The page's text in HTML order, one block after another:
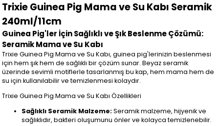
Trixie Guinea Pig Mama ve Su Kabı Seramik
240ml/11cm
Guinea Pig'ler İçin Sağlıklı ve Şık Beslenme Çözümü:
Seramik Mama ve Su Kabı
Trixie Guinea Pig Mama ve Su Kabı, guinea pig'lerinizin beslenmesi
için hem şık hem de sağlıklı bir çözüm sunar. Beyaz seramik
üzerinde sevimli motiflerle tasarlanmış bu kap, hem mama hem de
su için kullanılabilir ve temizlenmesi kolaydır.
Trixie Guinea Pig Mama ve Su Kabı Özellikleri
Sağlıklı Seramik Malzeme:Seramik malzeme, hijyenik ve
sağlıklıdır, bakteri oluşumunu önler ve kolayca temizlenebilir.